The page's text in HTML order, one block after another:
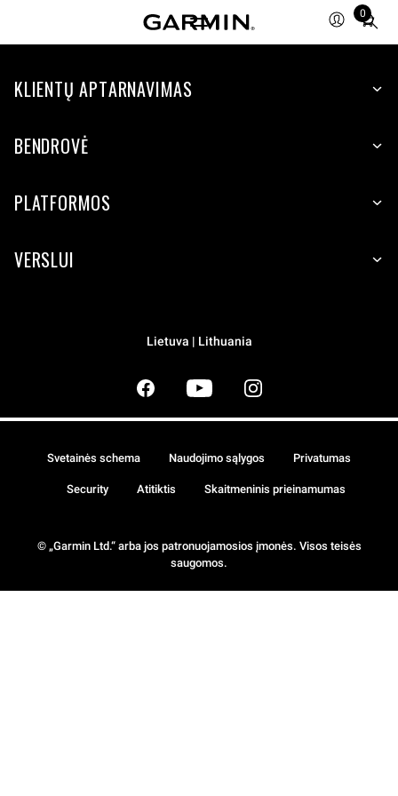
0
Total
items
cart:
KLIENTŲ APTARNAVIMAS
BENDROVĖ
PLATFORMOS
VERSLUI
Lietuva | Lithuania
© „Garmin Ltd.“ arba jos patronuojamosios įmonės. Visos teisės
saugomos.
Svetainės schema Naudojimo sąlygos Privatumas
Security Atitiktis Skaitmeninis prieinamumas